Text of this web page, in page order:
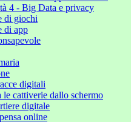
4 - Big Data e privacy
di giochi
di app
digitali
le cattiverie dallo schermo
digitale
online